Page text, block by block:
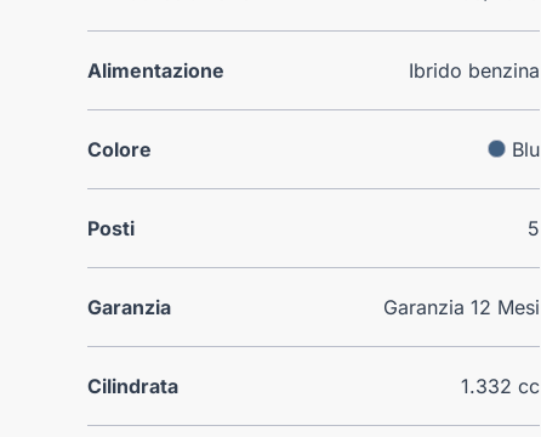
Alimentazione Ibrido benzina
Colore Blu
Posti 5
Garanzia Garanzia 12 Mesi
Cilindrata 1.332 cc